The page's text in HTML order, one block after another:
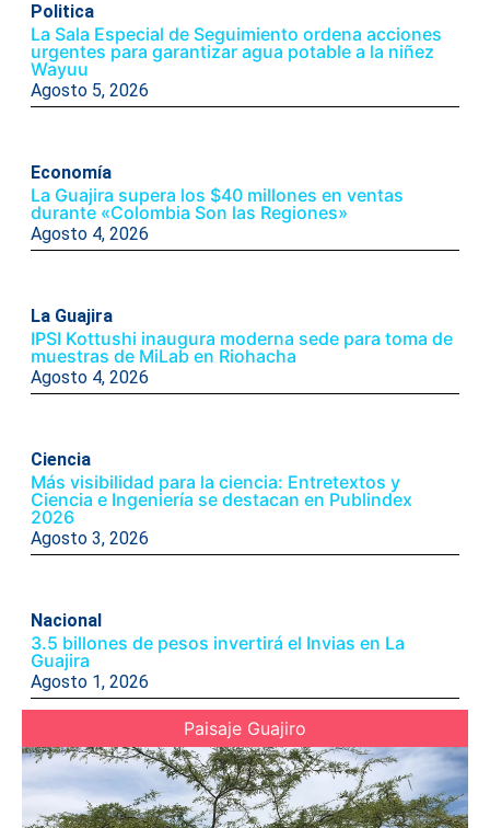
Politica
La Sala Especial de Seguimiento ordena acciones
urgentes para garantizar agua potable a la niñez
Wayuu
Agosto 5, 2026
Economía
La Guajira supera los $40 millones en ventas
durante «Colombia Son las Regiones»
Agosto 4, 2026
La Guajira
IPSI Kottushi inaugura moderna sede para toma de
muestras de MiLab en Riohacha
Agosto 4, 2026
Ciencia
Más visibilidad para la ciencia: Entretextos y
Ciencia e Ingeniería se destacan en Publindex
2026
Agosto 3, 2026
Nacional
3.5 billones de pesos invertirá el Invias en La
Guajira
Agosto 1, 2026
Paisaje Guajiro